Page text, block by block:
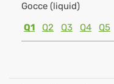
Gocce (liquid)
Q1
Q2 Q3 Q4 Q5